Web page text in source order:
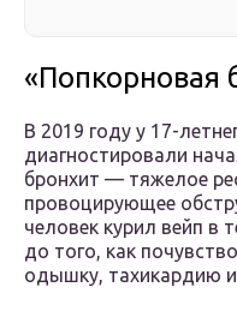
«Попкорновая
В 2019 году у 17-
диагностировали
бронхит — тяжелое
провоцирующее
человек курил вейп в
до того, как
одышку, тахикардию